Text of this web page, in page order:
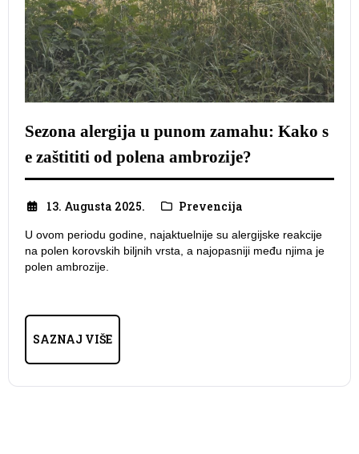
Sezona alergija u punom zamahu: Kako s
e zaštititi od polena ambrozije?
13. Augusta 2025. Prevencija
U ovom periodu godine, najaktuelnije su alergijske reakcije
na polen korovskih biljnih vrsta, a najopasniji među njima je
polen ambrozije.
SAZNAJ VIŠE